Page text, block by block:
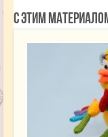
С этим